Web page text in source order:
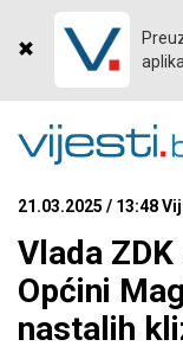
21.03.2025 / 13:48
Vlada
Općini
nastalih